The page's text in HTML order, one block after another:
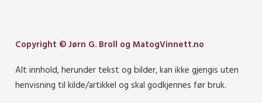
Copyright © Jørn G. Broll og MatogVinnett.no
Alt innhold, herunder tekst og bilder, kan ikke gjengis uten
henvisning til kilde/artikkel og skal godkjennes før bruk.